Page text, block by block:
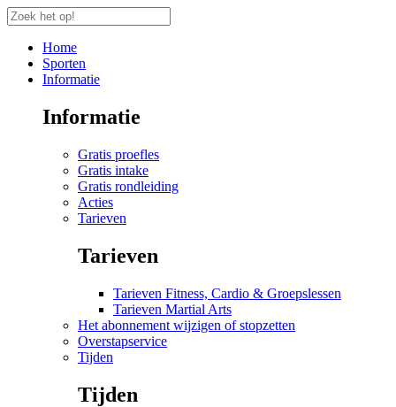
Home
Sporten
Informatie
Informatie
Gratis proefles
Gratis intake
Gratis rondleiding
Acties
Tarieven
Tarieven
Tarieven Fitness, Cardio & Groepslessen
Tarieven Martial Arts
Het abonnement wijzigen of stopzetten
Overstapservice
Tijden
Tijden